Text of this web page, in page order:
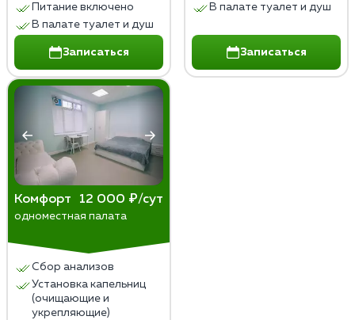
Питание включено
В палате туалет и душ
Записаться
В палате туалет и душ
Записаться
Комфорт 12 000 ₽/сут
одноместная палата
Сбор анализов
Установка капельниц
(очищающие и
укрепляющие)